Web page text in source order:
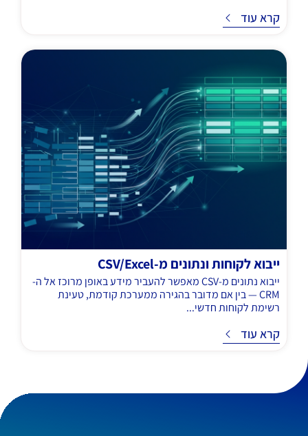
קרא עוד
ייבוא לקוחות ונתונים מ-CSV/Excel
ייבוא נתונים מ-CSV מאפשר להעביר מידע באופן מרוכז אל ה-
CRM — בין אם מדובר בהגירה ממערכת קודמת, טעינת
רשימת לקוחות חדשי...
קרא עוד